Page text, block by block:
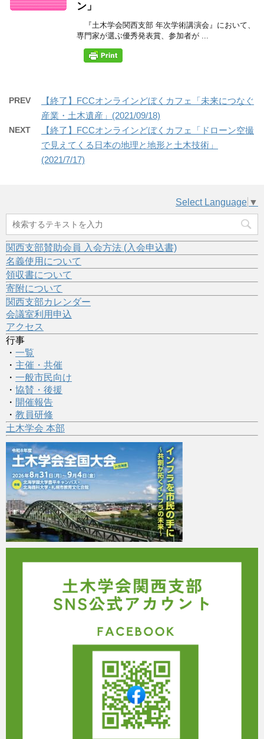
ン」
『土木学会関西支部 年次学術講演会』において、
専門家が選ぶ優秀発表賞、参加者が ...
PREV
【終了】FCCオンラインどぼくカフェ「未来につなぐ
産業・土木遺産」(2021/09/18)
NEXT
【終了】FCCオンラインどぼくカフェ「ドローン空撮
で見えてくる日本の地理と地形と土木技術」
(2021/7/17)
Select Language ▼
関西支部賛助会員 入会方法 (入会申込書)
名義使用について
領収書について
寄附について
関西支部カレンダー
会議室利用申込
アクセス
行事
・ 一覧
・ 主催・共催
・ 一般市民向け
・ 協賛・後援
・ 開催報告
・ 教員研修
土木学会 本部